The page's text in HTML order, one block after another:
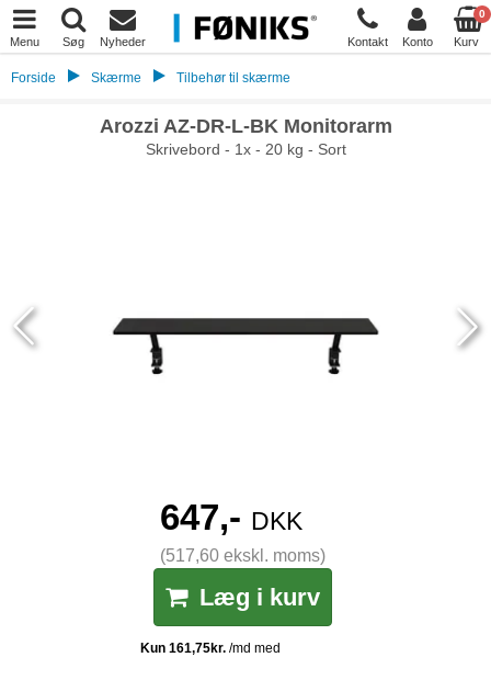
Menu Søg Nyheder Kontakt Konto
0
Kurv
Forside Skærme Tilbehør til skærme
Arozzi AZ-DR-L-BK Monitorarm
Skrivebord - 1x - 20 kg - Sort
647,- DKK
(517,60 ekskl. moms)
Læg i kurv